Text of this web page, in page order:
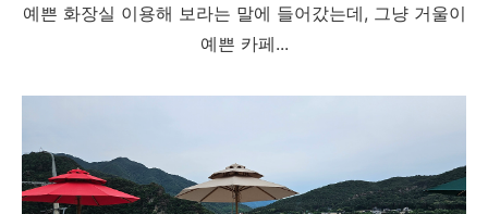
예쁜 화장실 이용해 보라는 말에 들어갔는데, 그냥 거울이
예쁜 카페...